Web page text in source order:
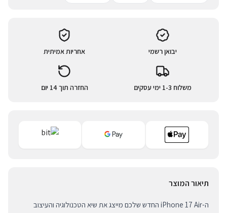
יבואן רשמי אחריות אמיתית
משלוח 1-3 ימי עסקים החזרה תוך 14 יום
תיאור המוצר
ה-iPhone 17 Air החדש שלכם מייצג את שיא הטכנולוגיה והעיצוב